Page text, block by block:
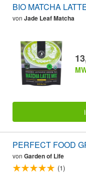
BIO MATCHA
von Jade Leaf Matcha
PERFECT FOOD
von Garden of Life
(1)